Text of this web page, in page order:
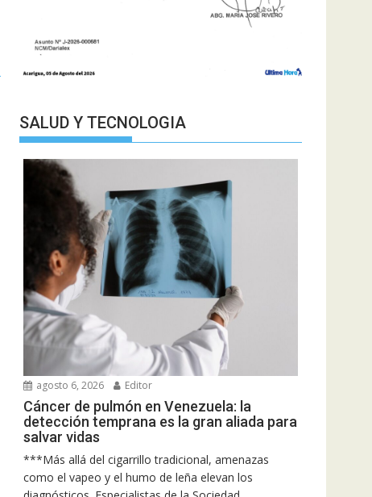
SALUD Y TECNOLOGIA
agosto 6, 2026 Editor
Cáncer de pulmón en Venezuela: la
detección temprana es la gran aliada para
salvar vidas
***Más allá del cigarrillo tradicional, amenazas
como el vapeo y el humo de leña elevan los